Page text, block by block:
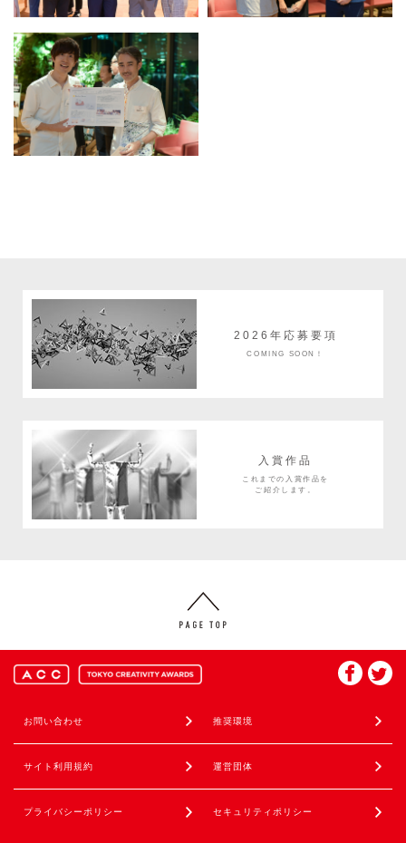
2026年応募要項
COMING SOON！
入賞作品
これまでの入賞作品を
ご紹介します。
お問い合わせ 推奨環境
サイト利用規約 運営団体
プライバシーポリシー セキュリティポリシー